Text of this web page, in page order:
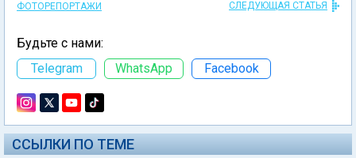
ФОТОРЕПОРТАЖИ СЛЕДУЮЩАЯ СТАТЬЯ
Будьте с нами:
Telegram
WhatsApp Facebook
ССЫЛКИ ПО ТЕМЕ